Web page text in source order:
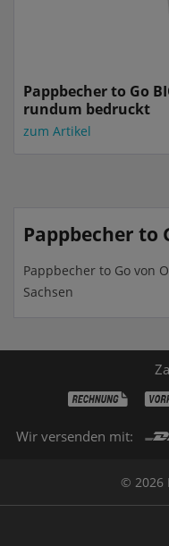
Pappbecher to Go
rundum bedruckt
zum Artikel
Pappbecher to
Pappbecher to Go von
Sachsen
Wir versenden mit:
© 2026